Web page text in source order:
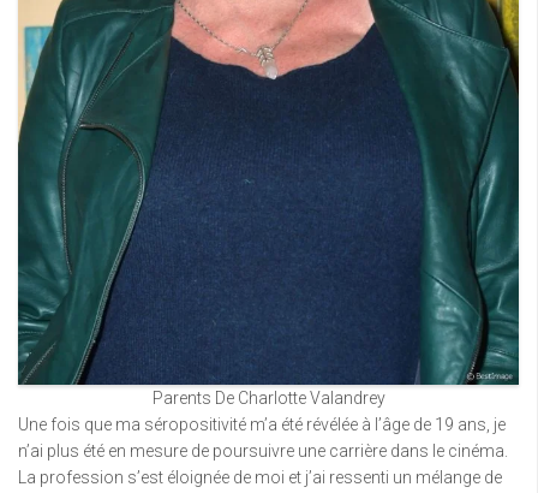
Parents De Charlotte Valandrey
Une fois que ma séropositivité m’a été révélée à l’âge de 19 ans, je
n’ai plus été en mesure de poursuivre une carrière dans le cinéma.
La profession s’est éloignée de moi et j’ai ressenti un mélange de